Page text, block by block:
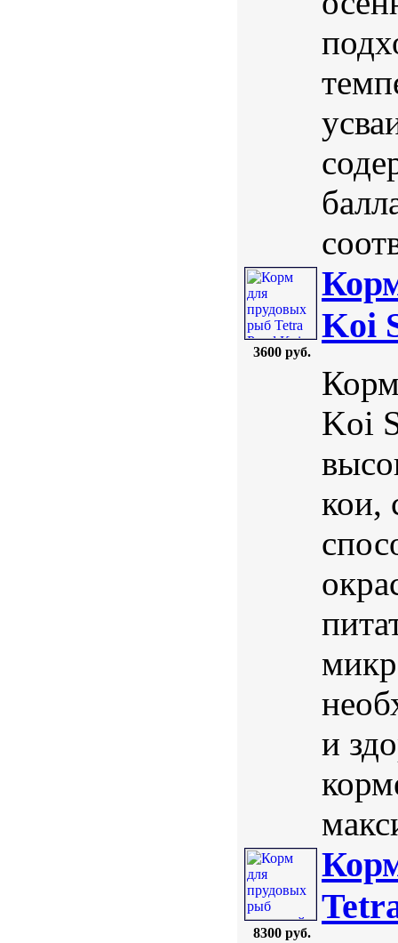
3600 руб.
Koi
Koi
кои,
и
8300 руб.